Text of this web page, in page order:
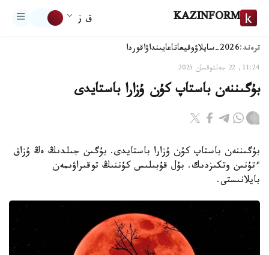
KAZINFORM ق ز
ترەند:2026-سايلاۋ وقيعاتاعايىنداۋاقوردا
11:24, 22 جەلتوقسان 2025
بۇگىننەن باستاپ كۇن ۇزارا باستايدى
بۇگىننەن باستاپ كۇن ۇزارا باستايدى. بۇگىن جىلدىڭ ەڭ ۇزاق
ءتۇنىن وتكىزدىك. بۇل قۇبىلىس كۇننىڭ توقىراۋىمەن
بايلانىستى.